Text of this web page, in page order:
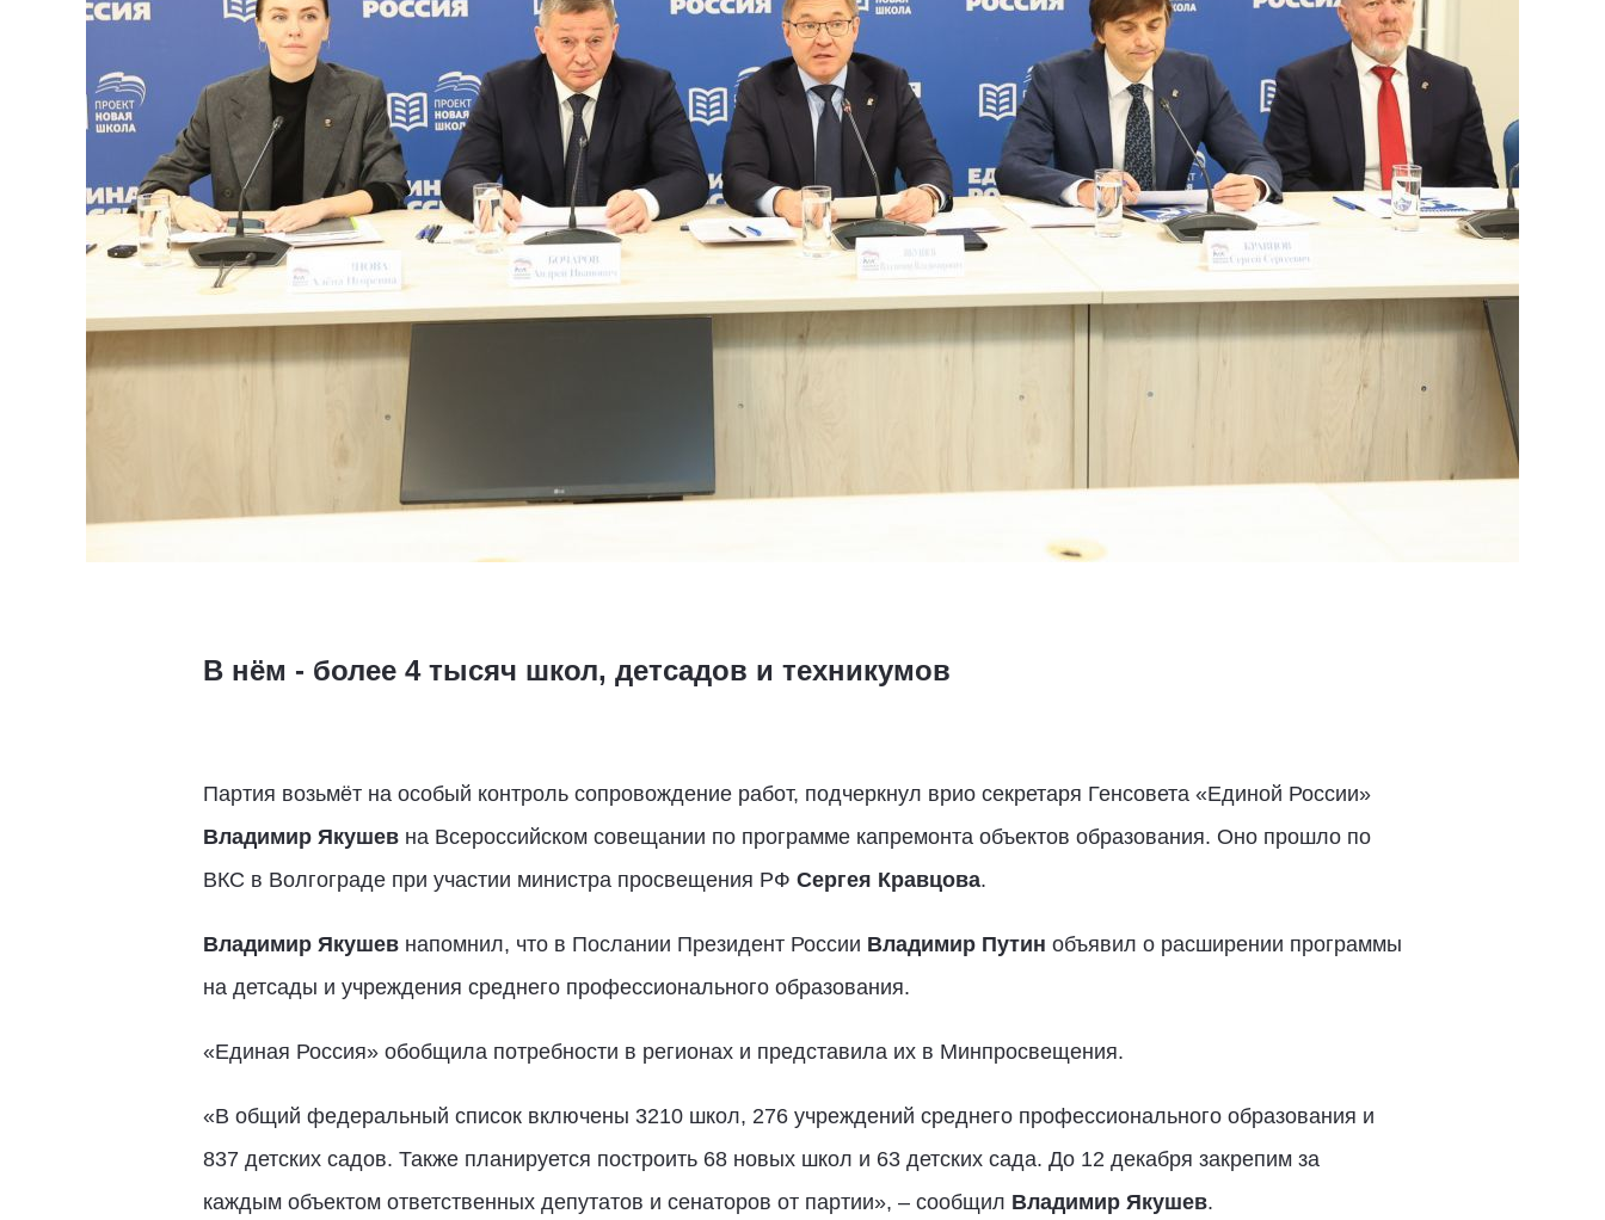
В нём - более 4 тысяч школ, детсадов и техникумов
Партия возьмёт на особый контроль сопровождение работ, подчеркнул врио секретаря Генсовета «Единой России»
Владимир Якушевна Всероссийском совещании по программе капремонта объектов образования. Оно прошло по
ВКС в Волгограде при участии министра просвещения РФ Сергея Кравцова.
Владимир Якушевнапомнил, что в Послании Президент России Владимир Путин объявил о расширении программы
на детсады и учреждения среднего профессионального образования.
«Единая Россия» обобщила потребности в регионах и представила их в Минпросвещения.
«В общий федеральный список включены 3210 школ, 276 учреждений среднего профессионального образования и
837 детских садов. Также планируется построить 68 новых школ и 63 детских сада. До 12 декабря закрепим за
каждым объектом ответственных депутатов и сенаторов от партии», – сообщил Владимир Якушев.